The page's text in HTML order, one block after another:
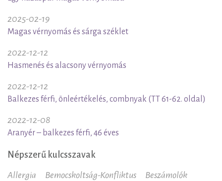
Magas vérnyomás és sárga széklet
2025-02-19
Hasmenés és alacsony vérnyomás
2022-12-12
Balkezes férfi, önleértékelés, combnyak (TT 61-62. oldal)
2022-12-12
Aranyér – balkezes férfi, 46 éves
2022-12-08
Népszerű kulcsszavak
Allergia Bemocskoltság-Konfliktus
Beszámolók